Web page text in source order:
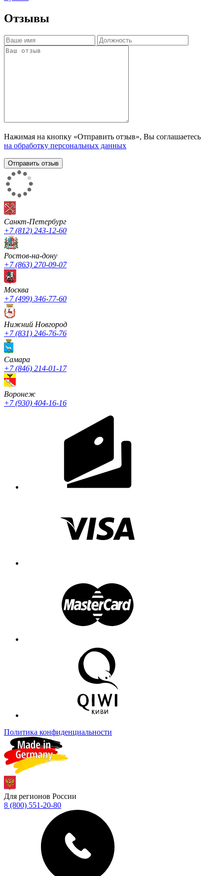
Отзывы
Нажимая на кнопку «Отправить отзыв», Вы соглашаетесь
на обработку персональных данных
Санкт-Петербург
+7 (812) 243-12-60
Ростов-на-дону
+7 (863) 270-09-07
Москва
+7 (499) 346-77-60
Нижний Новгород
+7 (831) 246-76-76
Cамара
+7 (846) 214-01-17
Воронеж
+7 (930) 404-16-16
Политика конфиденциальности
Для регионов России
8 (800) 551-20-80